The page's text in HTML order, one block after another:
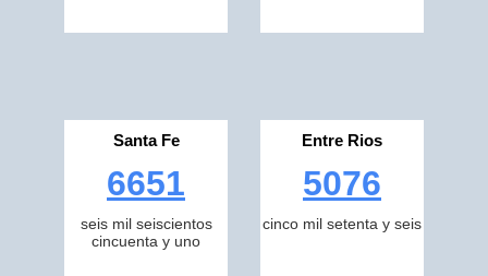
Santa Fe
6651
seis mil seiscientos
cincuenta y uno
Entre Rios
5076
cinco mil setenta y seis